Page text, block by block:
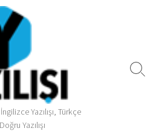
Yazılışı, Türkçe
Yazılışı